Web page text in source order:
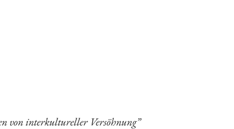
von interkultureller Versöhnung”